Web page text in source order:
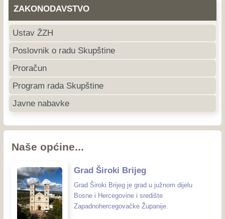
ZAKONODAVSTVO
Ustav ŽZH
Poslovnik o radu Skupštine
Proračun
Program rada Skupštine
Javne nabavke
Naše općine...
Grad Široki Brijeg
Grad Široki Brijeg je grad u južnom dijelu
Bosne i Hercegovine i središte
Zapadnohercegovačke Županije.